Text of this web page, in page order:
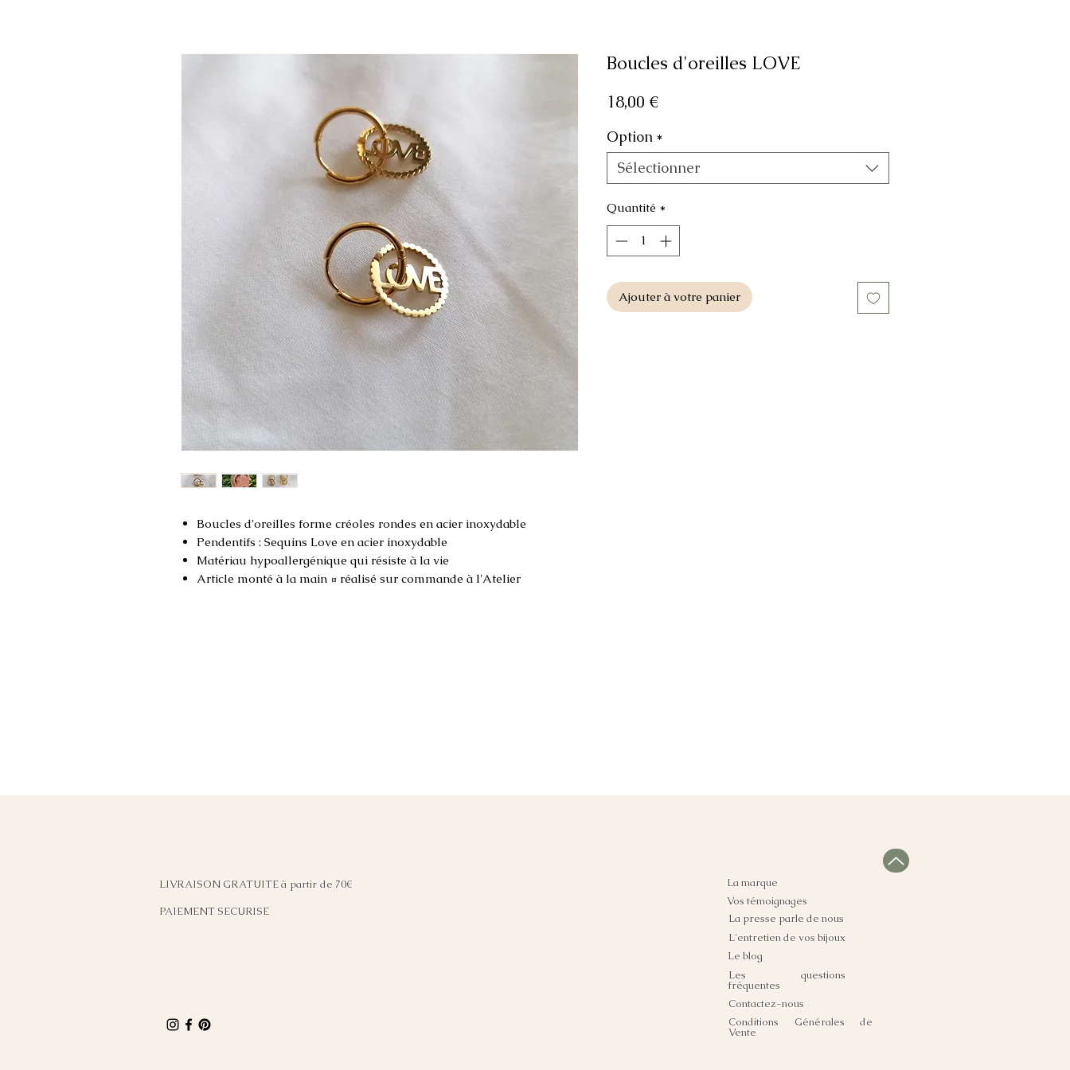
Boucles d'oreilles forme créoles rondes en acier inoxydable
Pendentifs : Sequins Love en acier inoxydable
Matériau hypoallergénique qui résiste à la vie
Article monté à la main ¤ réalisé sur commande à l'Atelier
Boucles d'oreilles LOVE
18,00 €Prix
Option *
Sélectionner
Quantité *
Ajouter à votre panier
LIVRAISON GRATUITE à partir de 70€
PAIEMENT SECURISE
La marque
Vos témoignages
La presse parle de nous
L'entretien de vos bijoux
Le blog
Les questions
fréquentes
Contactez-nous
Conditions Générales de
Vente